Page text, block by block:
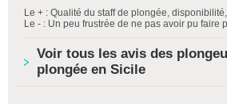
Le + : Qualité du staff de plongée,
Le - : Un peu frustrée de ne pas avoir pu faire
Voir tous les avis des
plongée en Sicile